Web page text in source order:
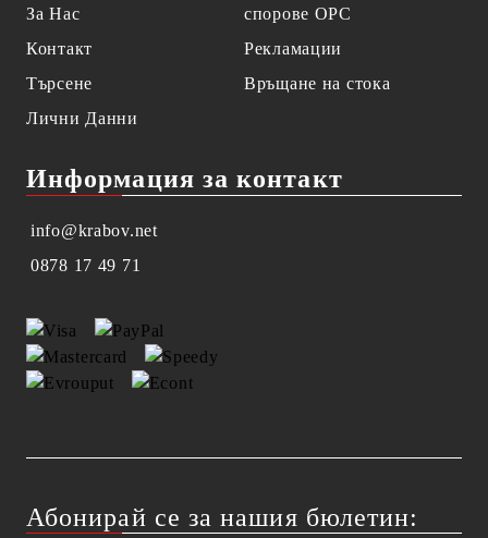
За Нас
Контакт
Търсене
Лични Данни
спорове OPC
Рекламации
Връщане на стока
Информация за контакт
info@krabov.net
0878 17 49 71
Абонирай се за нашия бюлетин: